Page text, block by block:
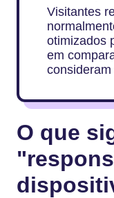
Visitantes
otimizados
em
O que